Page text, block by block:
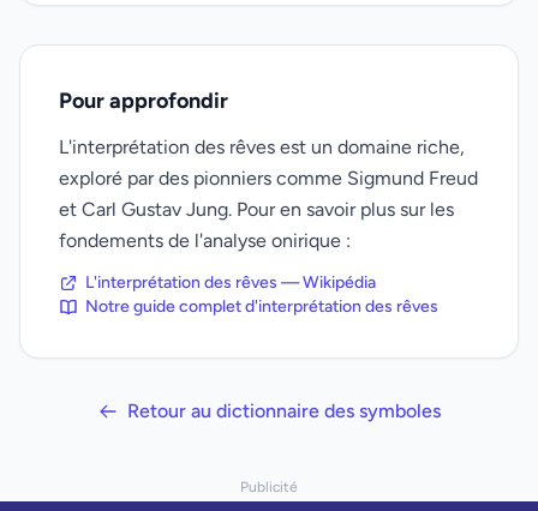
Pour approfondir
L'interprétation des rêves est un domaine riche,
exploré par des pionniers comme Sigmund Freud
et Carl Gustav Jung. Pour en savoir plus sur les
fondements de l'analyse onirique :
L'interprétation des rêves — Wikipédia
Notre guide complet d'interprétation des rêves
Retour au dictionnaire des symboles
Publicité